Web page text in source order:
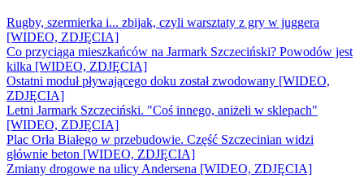
Rugby, szermierka i... zbijak, czyli warsztaty z gry w juggera
[WIDEO, ZDJĘCIA]
Co przyciąga mieszkańców na Jarmark Szczeciński? Powodów jest
kilka [WIDEO, ZDJĘCIA]
Ostatni moduł pływającego doku został zwodowany [WIDEO,
ZDJĘCIA]
Letni Jarmark Szczeciński. "Coś innego, aniżeli w sklepach"
[WIDEO, ZDJĘCIA]
Plac Orła Białego w przebudowie. Część Szczecinian widzi
głównie beton [WIDEO, ZDJĘCIA]
Zmiany drogowe na ulicy Andersena [WIDEO, ZDJĘCIA]